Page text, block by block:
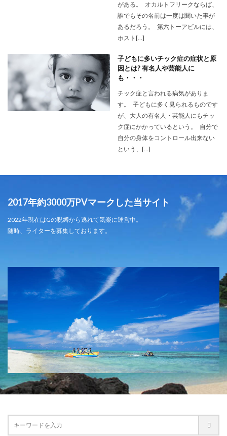
がある。 オカルトフリークならば、
誰でもその名前は一度は聞いた事が
あるだろう。 第六トーアビルには、
ホスト[…]
子どもに多いチック症の症状と原
因とは? 有名人や芸能人に
も・・・
チック症と言われる病気がありま
す。 子どもに多く見られるものです
が、大人の有名人・芸能人にもチッ
ク症にかかっているという。 自分で
自分の身体をコントロール出来ない
という、[…]
2017年約3000万PVマークした当サイト
2022年現在はGの呪縛から逃れて気楽に運営中。
随時、ライターを募集しております。